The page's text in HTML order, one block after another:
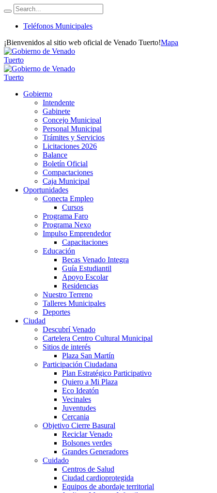
Teléfonos Municipales
¡Bienvenidos al sitio web oficial de Venado Tuerto!Mapa
Gobierno
Intendente
Gabinete
Concejo Municipal
Personal Municipal
Trámites y Servicios
Licitaciones 2026
Balance
Boletín Oficial
Compactaciones
Caja Municipal
Oportunidades
Conecta Empleo
Cursos
Programa Faro
Programa Nexo
Impulso Emprendedor
Capacitaciones
Educación
Becas Venado Integra
Guía Estudiantil
Apoyo Escolar
Residencias
Nuestro Terreno
Talleres Municipales
Deportes
Ciudad
Descubrí Venado
Cartelera Centro Cultural Municipal
Sitios de interés
Plaza San Martín
Participación Ciudadana
Plan Estratégico Participativo
Quiero a Mi Plaza
Eco Ideatón
Vecinales
Juventudes
Cercania
Objetivo Cierre Basural
Reciclar Venado
Bolsones verdes
Grandes Generadores
Cuidado
Centros de Salud
Ciudad cardioprotegida
Equipos de abordaje territorial